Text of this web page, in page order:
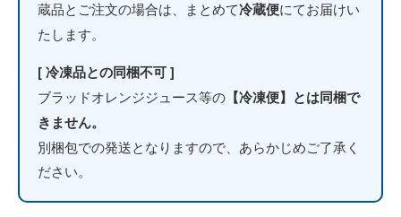
蔵品とご注文の場合は、まとめて冷蔵便にてお届けい
たします。
[ 冷凍品との同梱不可 ]
ブラッドオレンジジュース等の 【冷凍便】とは同梱で
きません。
別梱包での発送となりますので、あらかじめご了承く
ださい。